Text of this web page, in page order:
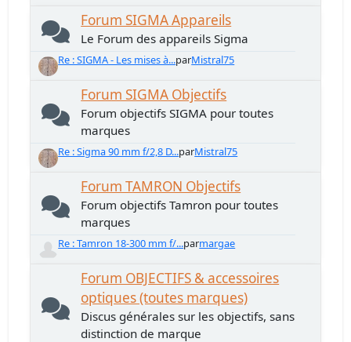
Forum SIGMA Appareils
Le Forum des appareils Sigma
Re : SIGMA - Les mises à...parMistral75
Forum SIGMA Objectifs
Forum objectifs SIGMA pour toutes
marques
Re : Sigma 90 mm f/2,8 D...parMistral75
Forum TAMRON Objectifs
Forum objectifs Tamron pour toutes
marques
Re : Tamron 18-300 mm f/...parmargae
Forum OBJECTIFS & accessoires
optiques (toutes marques)
Discus générales sur les objectifs, sans
distinction de marque